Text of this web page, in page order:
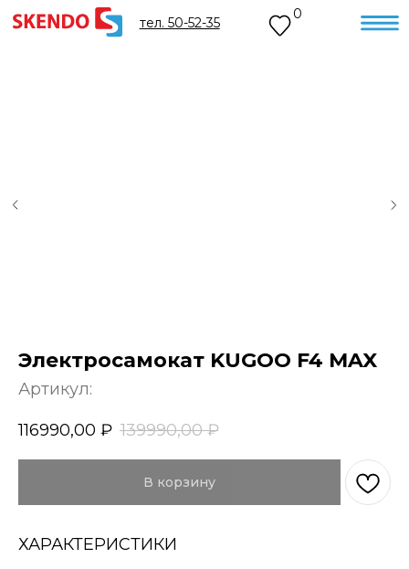
тел. 50-52-35
Электросамокат KUGOO F4 MAX
Артикул:
116990,00 ₽ 139990,00 ₽
В корзину
ХАРАКТЕРИСТИКИ